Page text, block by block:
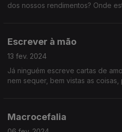
dos nossos rendimentos? Onde
Escrever à mão
13 fev. 2024
Já ninguém escreve cartas de
nem sequer, bem vistas as
Macrocefalia